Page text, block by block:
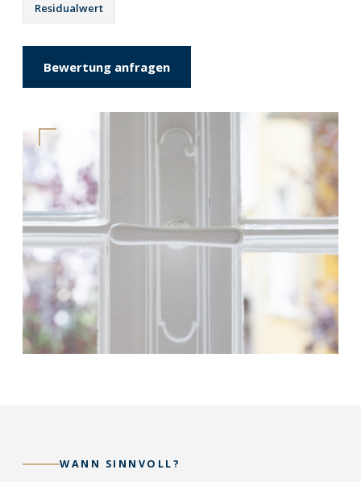
Residualwert
Bewertung anfragen
WANN SINNVOLL?